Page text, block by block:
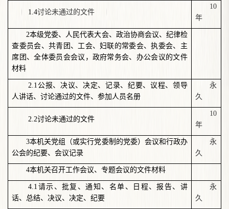
1.4讨论未通过的文件
10
年
2本级党委、人民代表大会、政治协商会议、纪律检
查委员会、共青团、工会、妇联的常委会、执委会、主
席团、全体委员会会议，政府常务会、办公会议的文件
材料
2.1公报、决议、决定、记录、纪要、议程、领导
人讲话、讨论通过的文件、参加人员名册
永
久
2.2讨论未通过的文件
10
年
3本机关党组（或实行党委制的党委）会议和行政办
公会的纪要、会议记录
永
久
4本机关召开工作会议、专题会议的文件材料
4.1请示、批复、通知、名单、日程、报告、讲
话、总结、决议、决定、纪要
永
久